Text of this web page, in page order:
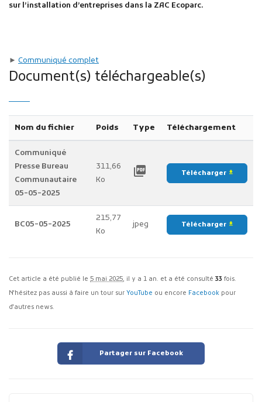
sur l’installation d’entreprises dans la ZAC Ecoparc.
► Communiqué complet
Document(s) téléchargeable(s)
Nom du fichier Poids Type Téléchargement
Communiqué
Presse Bureau
Communautaire
05-05-2025
311,66
Ko
picture_as_pdf Télécharger file_download
BC05-05-2025
215,77
Ko
jpeg Télécharger file_download
Cet article a été publié le 5 mai 2025, il y a 1 an. et a été consulté 33 fois.
N'hésitez pas aussi à faire un tour sur YouTube ou encore Facebook pour
d'autres news.
Partager sur Facebook